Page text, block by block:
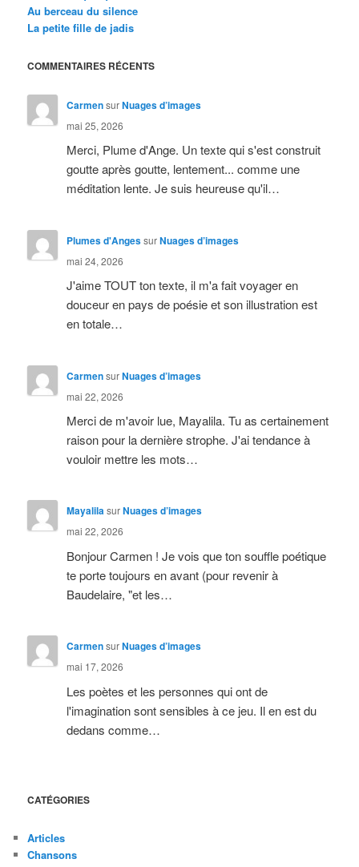
Au berceau du silence
La petite fille de jadis
COMMENTAIRES RÉCENTS
CarmensurNuages d’images
mai 25, 2026
Merci, Plume d'Ange. Un texte qui s'est construit
goutte après goutte, lentement... comme une
méditation lente. Je suis heureuse qu'il…
Plumes d'AngessurNuages d’images
mai 24, 2026
J'aime TOUT ton texte, il m'a fait voyager en
douceur en pays de poésie et son illustration est
en totale…
CarmensurNuages d’images
mai 22, 2026
Merci de m'avoir lue, Mayalila. Tu as certainement
raison pour la dernière strophe. J'ai tendance à
vouloir mettre les mots…
MayalilasurNuages d’images
mai 22, 2026
Bonjour Carmen ! Je vois que ton souffle poétique
te porte toujours en avant (pour revenir à
Baudelaire, "et les…
CarmensurNuages d’images
mai 17, 2026
Les poètes et les personnes qui ont de
l'imagination sont sensibles à ce jeu. Il en est du
dedans comme…
CATÉGORIES
Articles
Chansons